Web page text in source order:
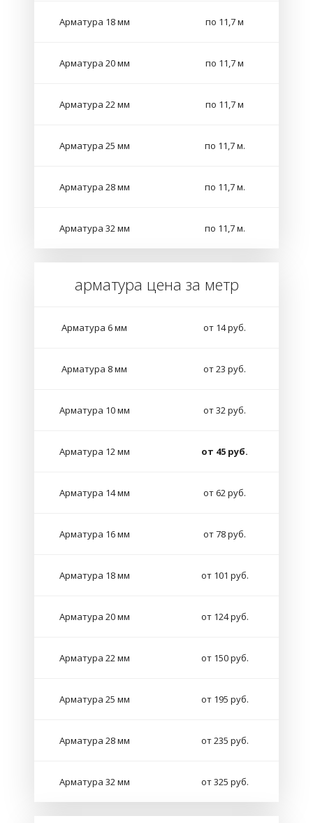
Арматура 18 мм по 11,7 м
Арматура 20 мм по 11,7 м
Арматура 22 мм по 11,7 м
Арматура 25 мм по 11,7 м.
Арматура 28 мм по 11,7 м.
Арматура 32 мм по 11,7 м.
арматура цена за метр
Арматура 6 мм от 14 руб.
Арматура 8 мм от 23 руб.
Арматура 10 мм от 32 руб.
Арматура 12 мм от 45 руб.
Арматура 14 мм от 62 руб.
Арматура 16 мм от 78 руб.
Арматура 18 мм от 101 руб.
Арматура 20 мм от 124 руб.
Арматура 22 мм от 150 руб.
Арматура 25 мм от 195 руб.
Арматура 28 мм от 235 руб.
Арматура 32 мм от 325 руб.